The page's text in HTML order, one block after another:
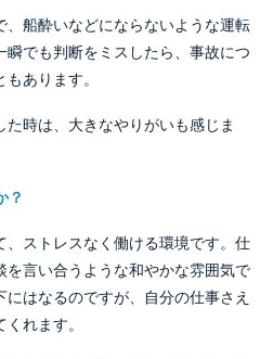
、船酔いなどにならないような運転
瞬でも判断をミスしたら、事故につ
あります。
時は、大きなやりがいも感じま
？
、ストレスなく働ける環境です。仕
を言い合うような和やかな雰囲気で
はなるのですが、自分の仕事さえ
れます。